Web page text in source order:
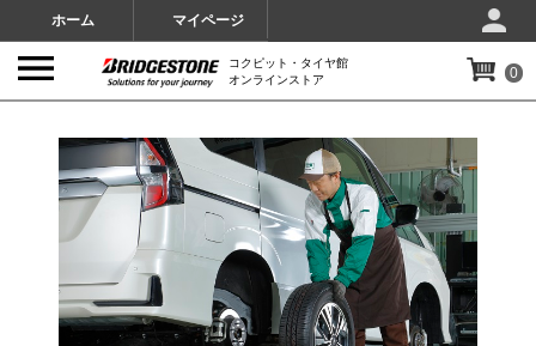
ホーム マイページ
コクピット・タイヤ館
オンラインストア
0